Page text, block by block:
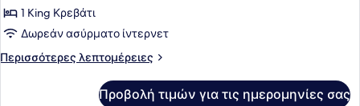
Superior
Δωμάτιο
1 King Κρεβάτι
Δωρεάν ασύρματο ίντερνετ
Περισσότερες λεπτομέρειες
Περισσότερες
Προβολή τιμών για τις ημερομηνίες σας